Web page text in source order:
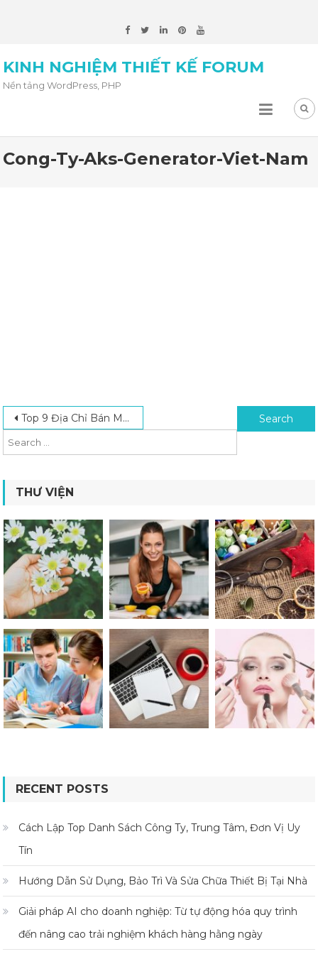
KINH NGHIỆM THIẾT KẾ FORUM
Nền tảng WordPress, PHP
Cong-Ty-Aks-Generator-Viet-Nam
Post navigation
Top 9 Địa Chỉ Bán Máy Phát Điện TPHCM Uy Tín, Giá Tốt Search for:
THƯ VIỆN
RECENT POSTS
Cách Lập Top Danh Sách Công Ty, Trung Tâm, Đơn Vị Uy
Tín
Hướng Dẫn Sử Dụng, Bảo Trì Và Sửa Chữa Thiết Bị Tại Nhà
Giải pháp AI cho doanh nghiệp: Từ tự động hóa quy trình
đến nâng cao trải nghiệm khách hàng hằng ngày